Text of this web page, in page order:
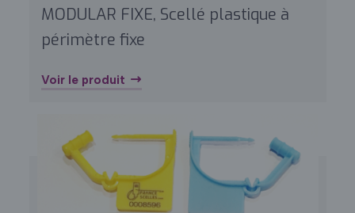
MODULAR FIXE, Scellé plastique à
périmètre fixe
Voir le produit